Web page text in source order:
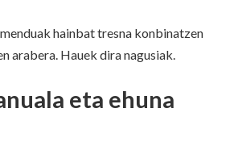
hainbat tresna konbinatzen
arabera. Hauek dira nagusiak.
eta ehuna